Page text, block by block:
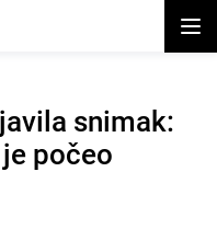
snimak:
počeo